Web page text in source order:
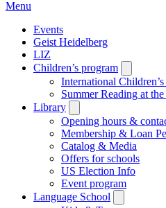
Menu
Events
Geist Heidelberg
LIZ
Children’s program
submenu
International
Summer Reading at
Library
submenu
Opening hours &
Membership & Loan
Catalog & Media
Offers for schools
US Election Info
Event program
Language School